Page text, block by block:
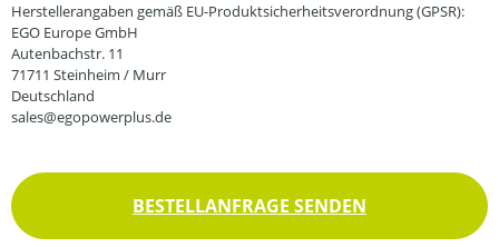
Herstellerangaben gemäß EU-Produktsicherheitsverordnung (GPSR):
EGO Europe GmbH
Autenbachstr. 11
71711 Steinheim / Murr
Deutschland
sales@egopowerplus.de
BESTELLANFRAGE SENDEN